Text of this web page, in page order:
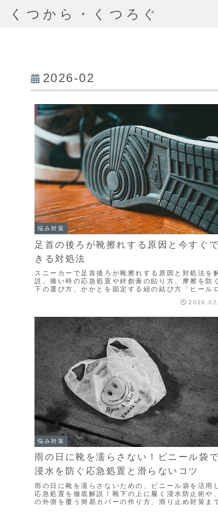
くつから・くつろぐ
2026-02
悩み対策
足首の後ろが靴擦れする原因と今すぐ
きる対処法
スニーカーで足首後ろが靴擦れする原因と対処法を
説。痛い時の応急処置や絆創膏の貼り方、摩擦を防
下の選び方、かかとを固定する紐の結び方「ヒール
を知って、靴擦れの不安を解消しましょう。
悩み対策
雨の日に靴を濡らさない！ビニール袋
浸水を防ぐ応急処置と滑らないコツ
雨の日に靴を濡らさないための、ビニール袋を活用
応急処置を徹底解説！靴下の上に履く浸水防止術や
の外側を覆う簡易カバーの作り方、滑り止め対策ま